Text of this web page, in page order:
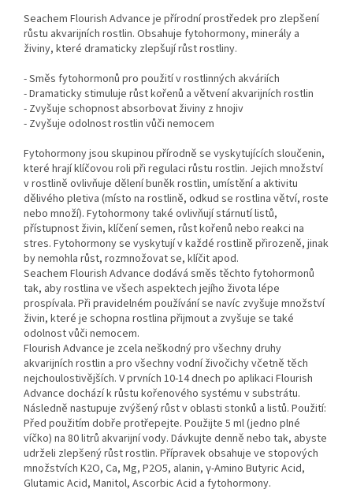
Seachem Flourish Advance je přírodní prostředek pro zlepšení
růstu akvarijních rostlin. Obsahuje fytohormony, minerály a
živiny, které dramaticky zlepšují růst rostliny.
- Směs fytohormonů pro použití v rostlinných akváriích
- Dramaticky stimuluje růst kořenů a větvení akvarijních rostlin
- Zvyšuje schopnost absorbovat živiny z hnojiv
- Zvyšuje odolnost rostlin vůči nemocem
Fytohormony jsou skupinou přírodně se vyskytujících sloučenin,
které hrají klíčovou roli při regulaci růstu rostlin. Jejich množství
v rostlině ovlivňuje dělení buněk rostlin, umístění a aktivitu
dělivého pletiva (místo na rostlině, odkud se rostlina větví, roste
nebo množí). Fytohormony také ovlivňují stárnutí listů,
přístupnost živin, klíčení semen, růst kořenů nebo reakci na
stres. Fytohormony se vyskytují v každé rostlině přirozeně, jinak
by nemohla růst, rozmnožovat se, klíčit apod.
Seachem Flourish Advance dodává směs těchto fytohormonů
tak, aby rostlina ve všech aspektech jejího života lépe
prospívala. Při pravidelném používání se navíc zvyšuje množství
živin, které je schopna rostlina přijmout a zvyšuje se také
odolnost vůči nemocem.
Flourish Advance je zcela neškodný pro všechny druhy
akvarijních rostlin a pro všechny vodní živočichy včetně těch
nejchoulostivějších. V prvních 10-14 dnech po aplikaci Flourish
Advance dochází k růstu kořenového systému v substrátu.
Následně nastupuje zvýšený růst v oblasti stonků a listů. Použití:
Před použitím dobře protřepejte. Použijte 5 ml (jedno plné
víčko) na 80 litrů akvarijní vody. Dávkujte denně nebo tak, abyste
udrželi zlepšený růst rostlin. Přípravek obsahuje ve stopových
množstvích K2O, Ca, Mg, P2O5, alanin, γ-Amino Butyric Acid,
Glutamic Acid, Manitol, Ascorbic Acid a fytohormony.